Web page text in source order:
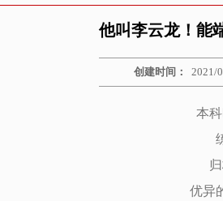
他叫李云龙！能
创建时间： 2021/
本
优异